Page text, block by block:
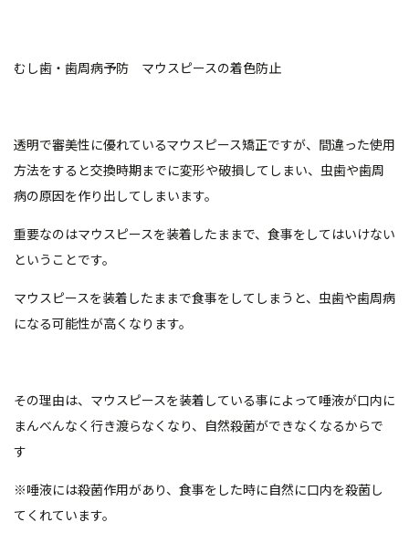
むし歯・歯周病予防 マウスピースの着色防止
透明で審美性に優れているマウスピース矯正ですが、間違った使用
方法をすると交換時期までに変形や破損してしまい、虫歯や歯周
病の原因を作り出してしまいます。
重要なのはマウスピースを装着したままで、食事をしてはいけない
ということです。
マウスピースを装着したままで食事をしてしまうと、虫歯や歯周病
になる可能性が高くなります。
その理由は、マウスピースを装着している事によって唾液が口内に
まんべんなく行き渡らなくなり、自然殺菌ができなくなるからで
す
※唾液には殺菌作用があり、食事をした時に自然に口内を殺菌し
てくれています。